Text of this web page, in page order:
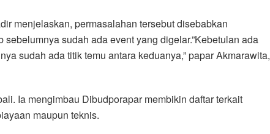
menjelaskan, permasalahan tersebut disebabkan
sudah ada event yang digelar.”Kebetulan ada
sudah ada titik temu antara keduanya,” papar Akmarawita,
Ia mengimbau Dibudporapar membikin daftar terkait
maupun teknis.